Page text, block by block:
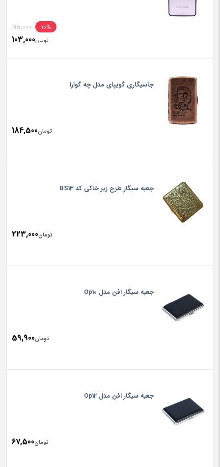
10%
115,000
تومان103,000
جاسیگاری گویپای مدل چه گوارا
تومان184,500
جعبه سیگار طرح زیر خاکی کد BS13
تومان223,000
جعبه سیگار افن مدل Op10
تومان59,900
جعبه سیگار افن مدل Op12
تومان67,500